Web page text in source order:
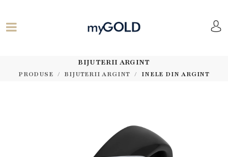
BIJUTERII ARGINT
PRODUSE BIJUTERII ARGINT INELE DIN ARGINT